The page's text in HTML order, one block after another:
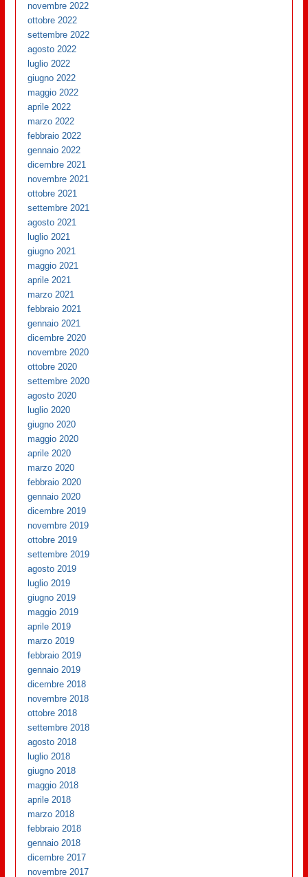
novembre 2022
ottobre 2022
settembre 2022
agosto 2022
luglio 2022
giugno 2022
maggio 2022
aprile 2022
marzo 2022
febbraio 2022
gennaio 2022
dicembre 2021
novembre 2021
ottobre 2021
settembre 2021
agosto 2021
luglio 2021
giugno 2021
maggio 2021
aprile 2021
marzo 2021
febbraio 2021
gennaio 2021
dicembre 2020
novembre 2020
ottobre 2020
settembre 2020
agosto 2020
luglio 2020
giugno 2020
maggio 2020
aprile 2020
marzo 2020
febbraio 2020
gennaio 2020
dicembre 2019
novembre 2019
ottobre 2019
settembre 2019
agosto 2019
luglio 2019
giugno 2019
maggio 2019
aprile 2019
marzo 2019
febbraio 2019
gennaio 2019
dicembre 2018
novembre 2018
ottobre 2018
settembre 2018
agosto 2018
luglio 2018
giugno 2018
maggio 2018
aprile 2018
marzo 2018
febbraio 2018
gennaio 2018
dicembre 2017
novembre 2017